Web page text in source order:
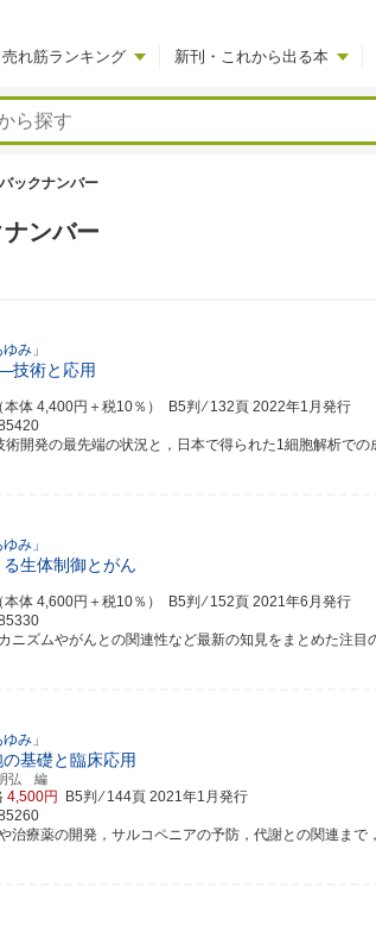
売れ筋ランキング 新刊・これから出る本
バックナンバー
ンバー
み」
技術と応用
（本体 4,400円＋税10％） B5判 ⁄ 132頁 2022年1月発行
術開発の最先端の状況と，日本で得られた1細胞解析での
み」
生体制御とがん
（本体 4,600円＋税10％） B5判 ⁄ 152頁 2021年6月発行
ニズムやがんとの関連性など最新の知見をまとめた注目
み」
基礎と臨床応用
弘 編
4,500円 B5判 ⁄ 144頁 2021年1月発行
治療薬の開発，サルコペニアの予防，代謝との関連まで